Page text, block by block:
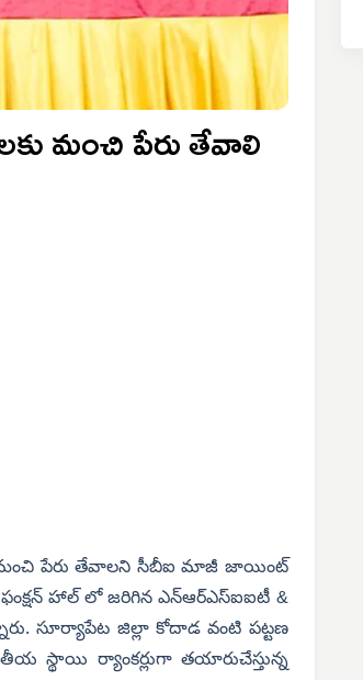
మంచి పేరు తేవాలి
మంచి పేరు తేవాలని సీబీఐ మాజీ జాయింట్
హాల్ లో జరిగిన ఎన్ఆర్ఎస్ఐఐటీ &
సూర్యాపేట జిల్లా కోదాడ వంటి పట్టణ
స్థాయి ర్యాంకర్లుగా తయారుచేస్తున్న